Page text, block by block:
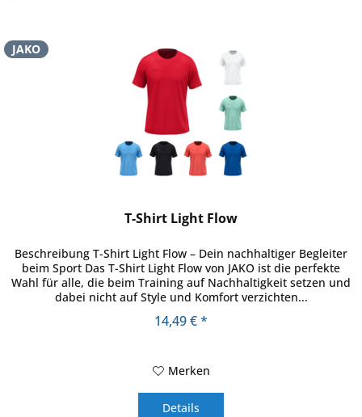
JAKO
T-Shirt Light Flow
Beschreibung T-Shirt Light Flow – Dein nachhaltiger Begleiter
beim Sport Das T-Shirt Light Flow von JAKO ist die perfekte
Wahl für alle, die beim Training auf Nachhaltigkeit setzen und
dabei nicht auf Style und Komfort verzichten...
14,49 € *
Merken
Details